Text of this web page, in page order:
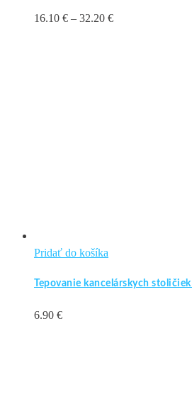
variantov.
16.10 € – 32.20 €Price
Pridať do košíka
Tepovanie kancelárskych stoličiek
6.90 €